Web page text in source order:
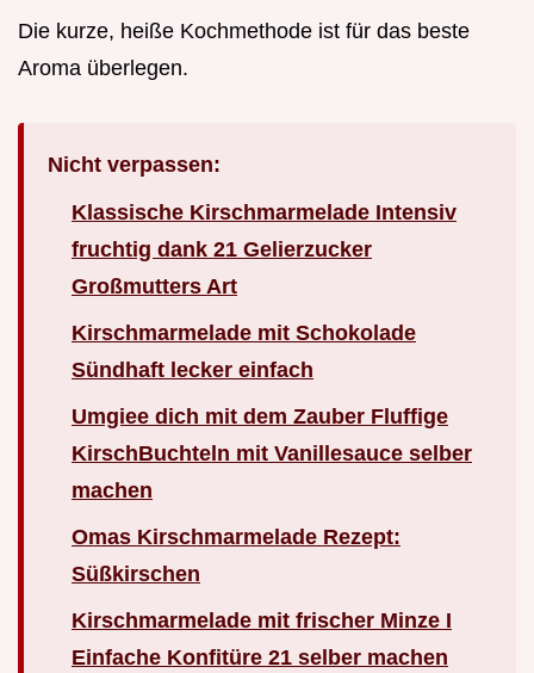
Die kurze, heiße Kochmethode ist für das beste
Aroma überlegen.
Nicht verpassen:
Klassische Kirschmarmelade Intensiv
fruchtig dank 21 Gelierzucker
Großmutters Art
Kirschmarmelade mit Schokolade
Sündhaft lecker einfach
Umgiee dich mit dem Zauber Fluffige
KirschBuchteln mit Vanillesauce selber
machen
Omas Kirschmarmelade Rezept:
Süßkirschen
Kirschmarmelade mit frischer Minze I
Einfache Konfitüre 21 selber machen